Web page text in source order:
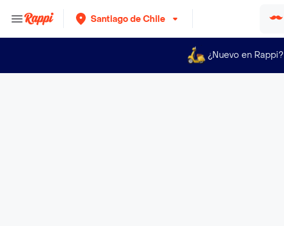
Santiago de Chile
¿Nuevo en Rappi?